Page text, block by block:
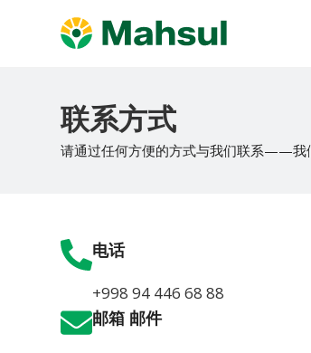
联系方式
请通过任何方便的方式与我们联系——我
电话
+998 94 446 68 88
邮箱 邮件